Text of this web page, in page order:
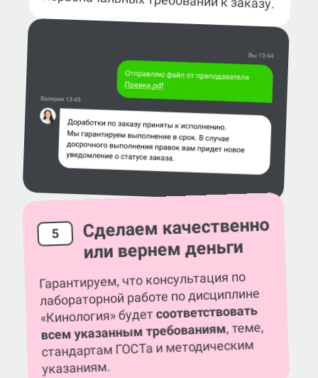
5 Сделаем качественно
или вернем деньги
Гарантируем, что консультация по
лабораторной работе по дисциплине
«Кинология» будетсоответствовать
всем указанным требованиям, теме,
стандартам ГОСТа и методическим
указаниям.